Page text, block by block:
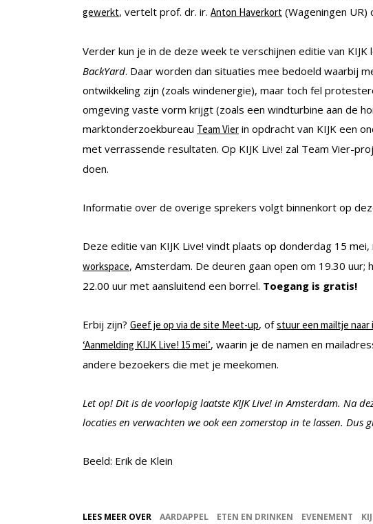
gewerkt, vertelt prof. dr. ir. Anton Haverkort (Wageningen UR)
Verder kun je in de deze week te verschijnen editie van
BackYard. Daar worden dan situaties mee bedoeld waarbij
ontwikkeling zijn (zoals windenergie), maar toch fel
omgeving vaste vorm krijgt (zoals een windturbine aan de
marktonderzoekbureau Team Vier in opdracht van KIJK een
met verrassende resultaten. Op KIJK Live! zal Team Vier-
doen.
Informatie over de overige sprekers volgt binnenkort op
Deze editie van KIJK Live! vindt plaats op donderdag 15
workspace, Amsterdam. De deuren gaan open om 19.30
22.00 uur met aansluitend een borrel. Toegang is gratis!
Erbij zijn? Geef je op via de site Meet-up, ofstuur een mailtje
‘Aanmelding KIJK Live! 15 mei’, waarin je de namen en
andere bezoekers die met je meekomen.
Let op! Dit is de voorlopig laatste KIJK Live! in Amsterdam. Na
locaties en verwachten we ook een zomerstop in te lassen. Dus
Beeld: Erik de Klein
LEES MEER OVER AARDAPPEL ETEN EN DRINKEN EVENEMENT